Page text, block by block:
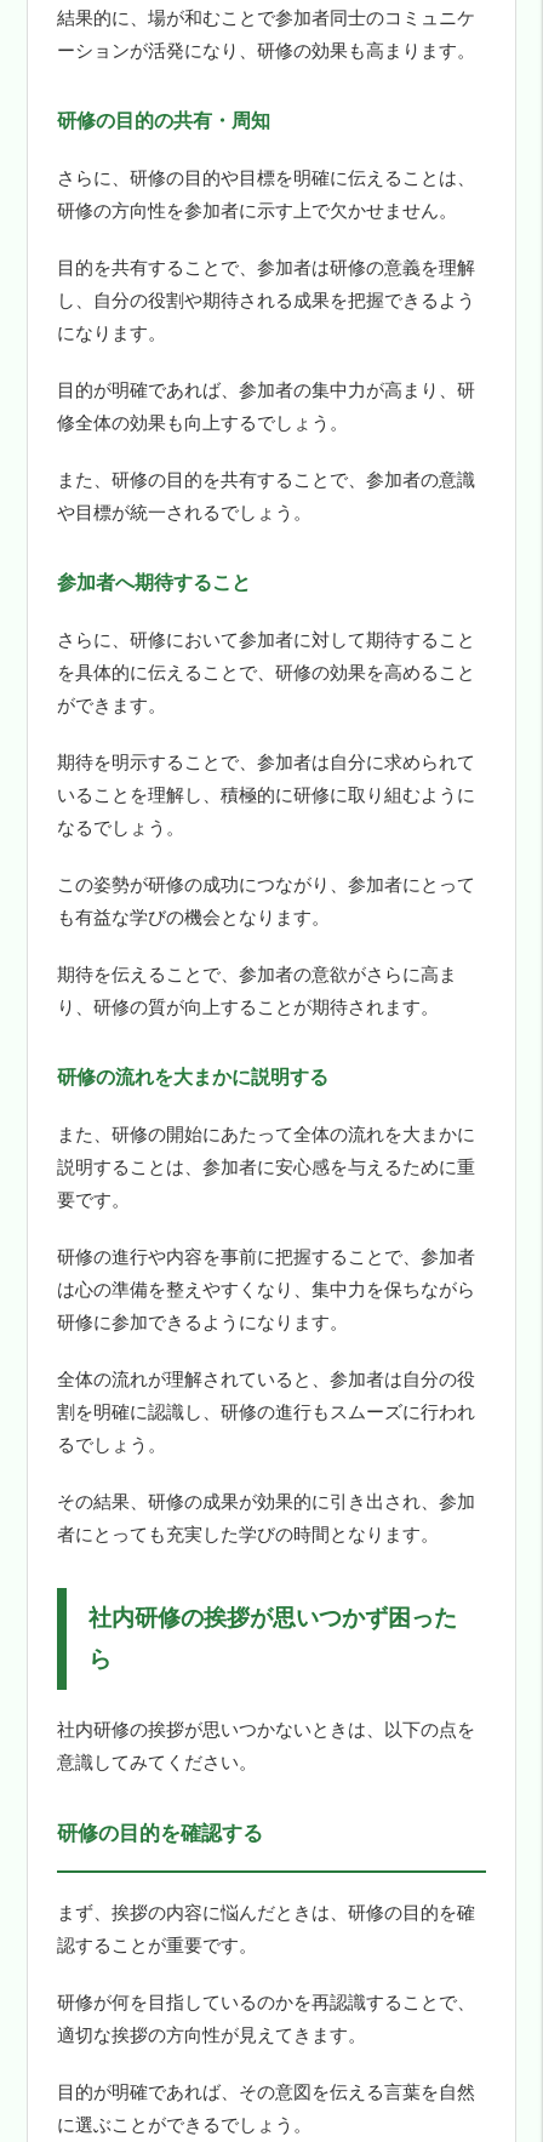
結果的に、場が和むことで参加者同士のコミュニケ
ーションが活発になり、研修の効果も高まります。
研修の目的の共有・周知
さらに、研修の目的や目標を明確に伝えることは、
研修の方向性を参加者に示す上で欠かせません。
目的を共有することで、参加者は研修の意義を理解
し、自分の役割や期待される成果を把握できるよう
になります。
目的が明確であれば、参加者の集中力が高まり、研
修全体の効果も向上するでしょう。
また、研修の目的を共有することで、参加者の意識
や目標が統一されるでしょう。
参加者へ期待すること
さらに、研修において参加者に対して期待すること
を具体的に伝えることで、研修の効果を高めること
ができます。
期待を明示することで、参加者は自分に求められて
いることを理解し、積極的に研修に取り組むように
なるでしょう。
この姿勢が研修の成功につながり、参加者にとって
も有益な学びの機会となります。
期待を伝えることで、参加者の意欲がさらに高ま
り、研修の質が向上することが期待されます。
研修の流れを大まかに説明する
また、研修の開始にあたって全体の流れを大まかに
説明することは、参加者に安心感を与えるために重
要です。
研修の進行や内容を事前に把握することで、参加者
は心の準備を整えやすくなり、集中力を保ちながら
研修に参加できるようになります。
全体の流れが理解されていると、参加者は自分の役
割を明確に認識し、研修の進行もスムーズに行われ
るでしょう。
その結果、研修の成果が効果的に引き出され、参加
者にとっても充実した学びの時間となります。
社内研修の挨拶が思いつかず困った
ら
社内研修の挨拶が思いつかないときは、以下の点を
意識してみてください。
研修の目的を確認する
まず、挨拶の内容に悩んだときは、研修の目的を確
認することが重要です。
研修が何を目指しているのかを再認識することで、
適切な挨拶の方向性が見えてきます。
目的が明確であれば、その意図を伝える言葉を自然
に選ぶことができるでしょう。